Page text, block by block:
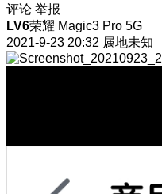
评论 举报
LV6荣耀 Magic3 Pro 5G
2021-9-23 20:32 属地未知